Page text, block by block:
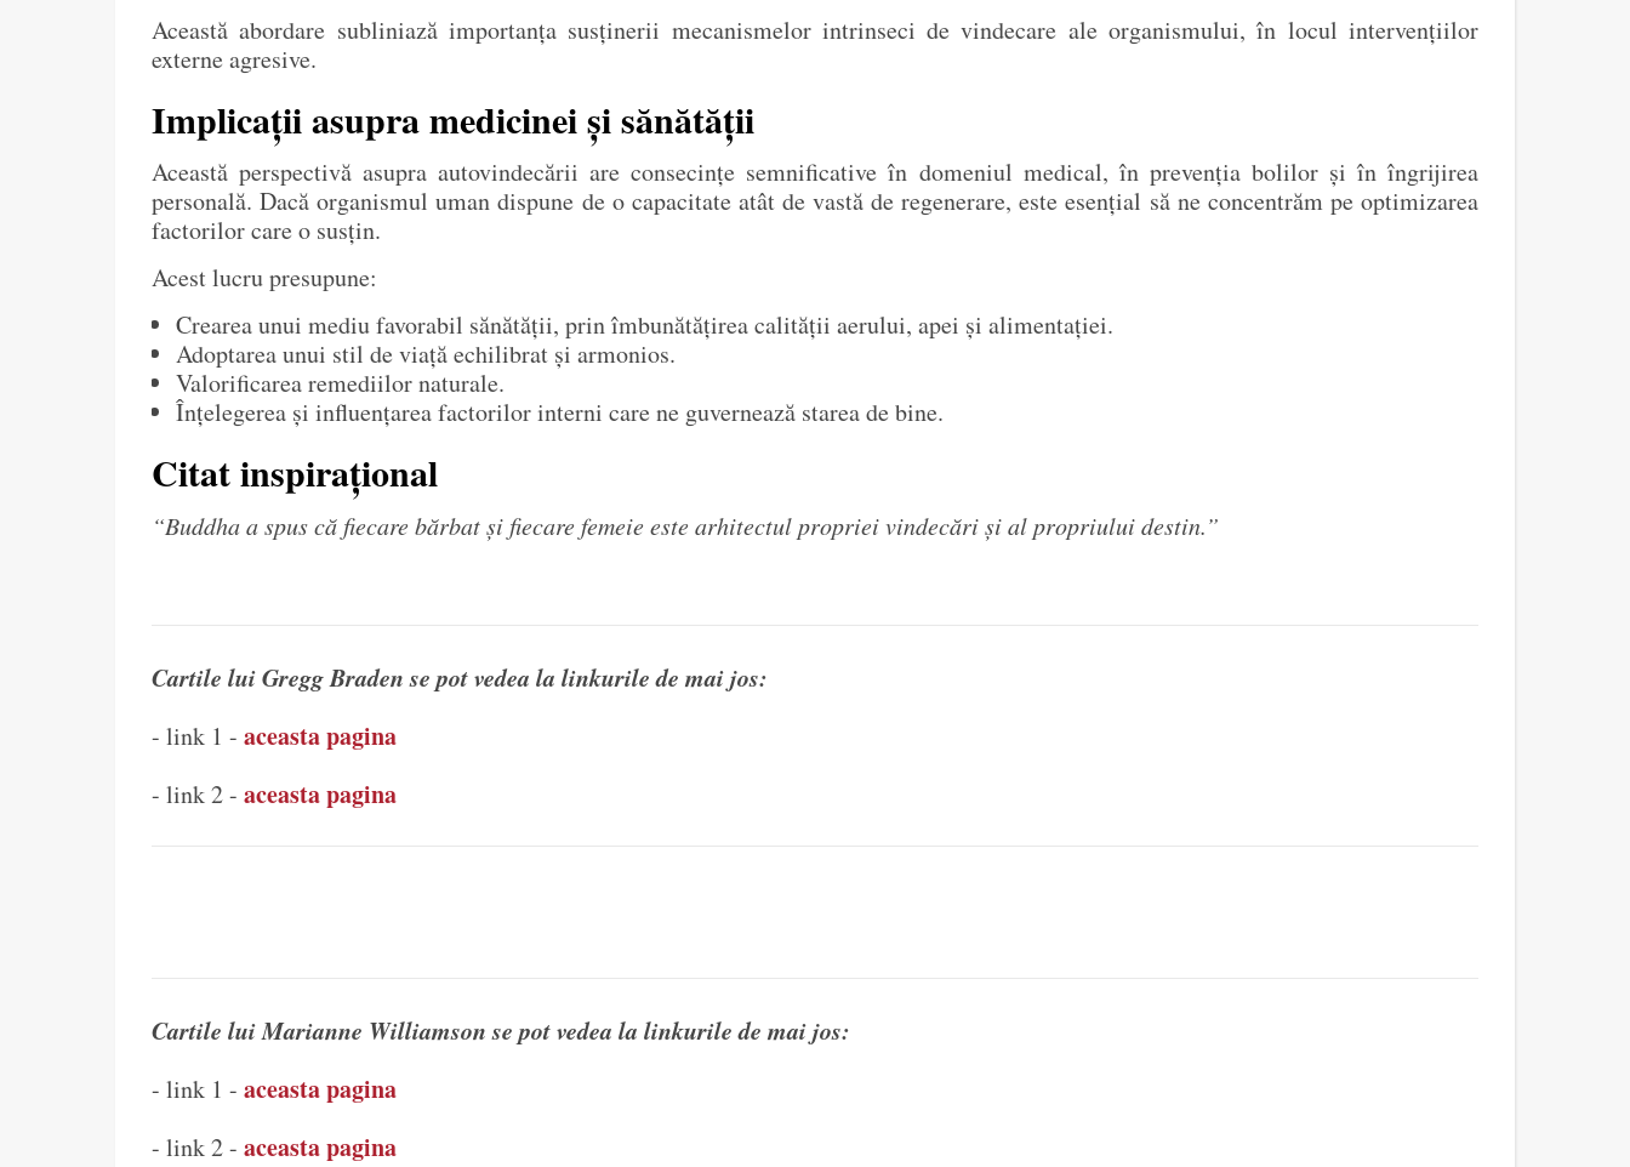
Această abordare subliniază importanța susținerii mecanismelor intrinseci de vindecare ale organismului, în locul intervențiilor
externe agresive.
Implicații asupra medicinei și sănătății
Această perspectivă asupra autovindecării are consecințe semnificative în domeniul medical, în prevenția bolilor și în îngrijirea
personală. Dacă organismul uman dispune de o capacitate atât de vastă de regenerare, este esențial să ne concentrăm pe optimizarea
factorilor care o susțin.
Acest lucru presupune:
Crearea unui mediu favorabil sănătății, prin îmbunătățirea calității aerului, apei și alimentației.
Adoptarea unui stil de viață echilibrat și armonios.
Valorificarea remediilor naturale.
Înțelegerea și influențarea factorilor interni care ne guvernează starea de bine.
Citat inspirațional
“Buddha a spus că fiecare bărbat și fiecare femeie este arhitectul propriei vindecări și al propriului destin.”
Cartile lui Gregg Braden se pot vedea la linkurile de mai jos:
- link 1 - aceasta pagina
- link 2 - aceasta pagina
Cartile lui Marianne Williamson se pot vedea la linkurile de mai jos:
- link 1 - aceasta pagina
- link 2 - aceasta pagina